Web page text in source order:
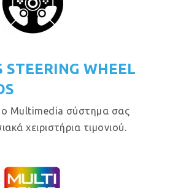
STEERING WHEEL
Multimedia σύστημα σας
χειριστήρια τιμονιού.